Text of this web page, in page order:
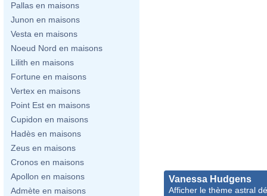
Pallas en maisons
Junon en maisons
Vesta en maisons
Noeud Nord en maisons
Lilith en maisons
Fortune en maisons
Vertex en maisons
Point Est en maisons
Cupidon en maisons
Hadès en maisons
Zeus en maisons
Cronos en maisons
Apollon en maisons
Admète en maisons
Vanessa Hudgens
Afficher le thème astral